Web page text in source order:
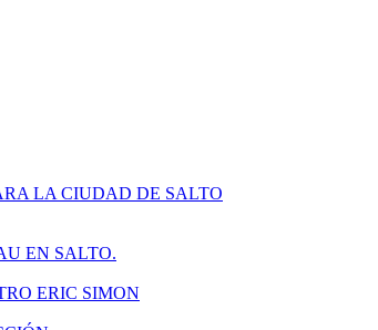
LA CIUDAD DE SALTO
EN SALTO.
ERIC SIMON